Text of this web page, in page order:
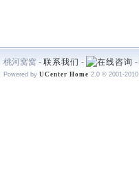
桃河窝窝 - 联系我们 - -
Powered by UCenter Home 2.0 © 2001-2010